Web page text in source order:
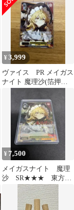
¥3,999
ヴァイス PR メイガス
ナイト 魔理沙(箔押し
¥ 7,500
メイガスナイト 魔理
沙 SR★★★ 東方
Project ヴァイスシュ
ヴァルツ